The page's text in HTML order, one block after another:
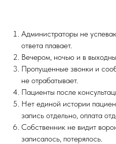
Администраторы не
ответа плавает.
Вечером, ночью и в
Пропущенные звонки и
не отрабатывает.
Пациенты после
Нет единой истории
запись отдельно, оплата
Собственник не видит
записалось, потерялось.